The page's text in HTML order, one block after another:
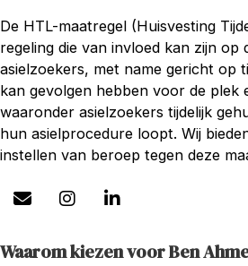
De HTL-maatregel (Huisvesting
regeling die van invloed kan zijn op
asielzoekers, met name gericht op
kan gevolgen hebben voor de plek
waaronder asielzoekers tijdelijk
hun asielprocedure loopt. Wij
instellen van beroep tegen deze
Waarom kiezen voor Ben